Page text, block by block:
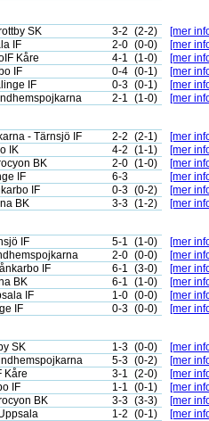
SK 3-2 (2-2)
[mer
IF 2-0 (0-0)
[mer
Kåre 4-1 (1-0)
[mer
IF 0-4 (0-1)
[mer
IF 0-3 (0-1)
[mer
2-1 (1-0) [mer
- Tärnsjö IF 2-2 (2-1)
[mer
IK 4-2 (1-1)
[mer
BK 2-0 (1-0)
[mer
IF 6-3
[mer
IF 0-3 (0-2)
[mer
BK 3-3 (1-2) [mer
IF 5-1 (1-0)
[mer
2-0 (0-0)
[mer
IF 6-1 (3-0)
[mer
BK 6-1 (1-0)
[mer
IF 1-0 (0-0)
[mer
IF 0-3 (0-0) [mer
SK 1-3 (0-0)
[mer
5-3 (0-2)
[mer
Kåre 3-1 (2-0)
[mer
IF 1-1 (0-1)
[mer
BK 3-3 (3-3)
[mer
1-2 (0-1) [mer